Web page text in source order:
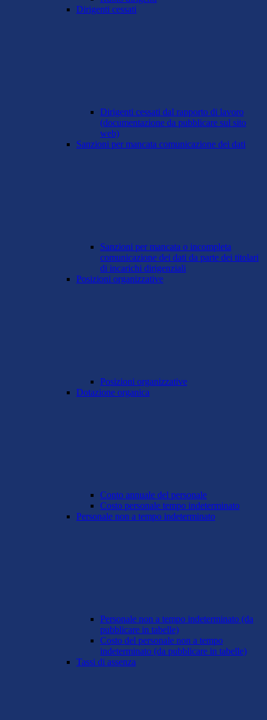
Dirigenti cessati
Dirigenti cessati dal rapporto di lavoro
(documentazione da pubblicare sul sito
web)
Sanzioni per mancata comunicazione dei dati
Sanzioni per mancata o incompleta
comunicazione dei dati da parte dei titolari
di incarichi dirigenziali
Posizioni organizzative
Posizioni organizzative
Dotazione organica
Conto annuale del personale
Costo personale tempo indeterminato
Personale non a tempo indeterminato
Personale non a tempo indeterminato (da
pubblicare in tabelle)
Costo del personale non a tempo
indeterminato (da pubblicare in tabelle)
Tassi di assenza